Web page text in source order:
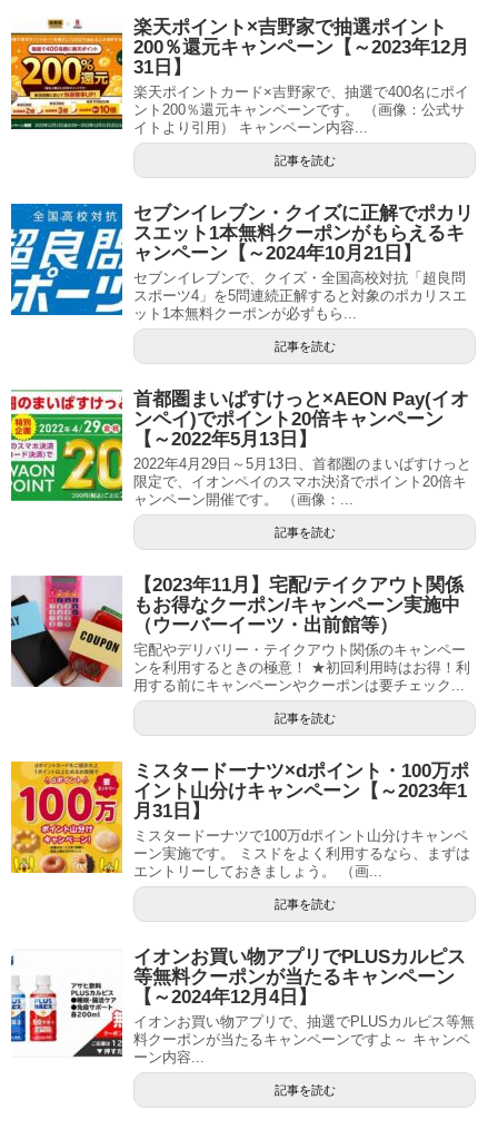
楽天ポイント×吉野家で抽選ポイント
200％還元キャンペーン【～2023年12月
31日】
楽天ポイントカード×吉野家で、抽選で400名にポイ
ント200％還元キャンペーンです。 （画像：公式サ
イトより引用） キャンペーン内容...
記事を読む
セブンイレブン・クイズに正解でポカリ
スエット1本無料クーポンがもらえるキ
ャンペーン【～2024年10月21日】
セブンイレブンで、クイズ・全国高校対抗「超良問
スポーツ4」を5問連続正解すると対象のポカリスエ
ット1本無料クーポンが必ずもら...
記事を読む
首都圏まいばすけっと×AEON Pay(イオ
ンペイ)でポイント20倍キャンペーン
【～2022年5月13日】
2022年4月29日～5月13日、首都圏のまいばすけっと
限定で、イオンペイのスマホ決済でポイント20倍キ
ャンペーン開催です。 （画像：...
記事を読む
【2023年11月】宅配/テイクアウト関係
もお得なクーポン/キャンペーン実施中
（ウーバーイーツ・出前館等）
宅配やデリバリー・テイクアウト関係のキャンペー
ンを利用するときの極意！ ★初回利用時はお得！利
用する前にキャンペーンやクーポンは要チェック...
記事を読む
ミスタードーナツ×dポイント・100万ポ
イント山分けキャンペーン【～2023年1
月31日】
ミスタードーナツで100万dポイント山分けキャンペ
ーン実施です。 ミスドをよく利用するなら、まずは
エントリーしておきましょう。 （画...
記事を読む
イオンお買い物アプリでPLUSカルピス
等無料クーポンが当たるキャンペーン
【～2024年12月4日】
イオンお買い物アプリで、抽選でPLUSカルピス等無
料クーポンが当たるキャンペーンですよ～ キャンペ
ーン内容...
記事を読む